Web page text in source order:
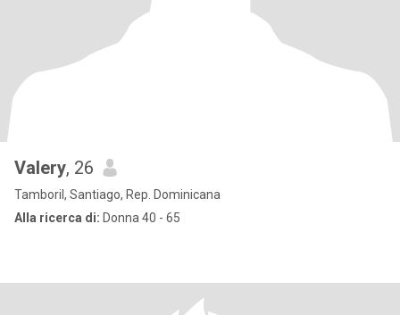
Valery, 26
Tamboril, Santiago, Rep. Dominicana
Alla ricerca di: Donna 40 - 65